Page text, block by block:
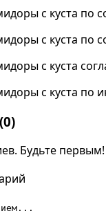
с куста по
с куста по
с куста
с куста по
(0)
Будьте первым!